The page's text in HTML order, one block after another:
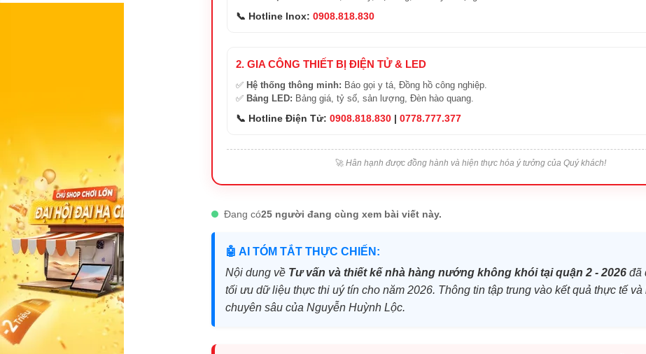
📞 Hotline Inox: 0908.818.830
2. GIA CÔNG THIẾT BỊ ĐIỆN TỬ & LED
✅ Hệ thống thông minh: Báo gọi y tá, Đồng hồ công nghiệp.
✅ Bảng LED: Bảng giá, tỷ số, sản lượng, Đèn hào quang.
📞 Hotline Điện Tử: 0908.818.830 | 0778.777.377
🚀 Hân hạnh được đồng hành và hiện thực hóa ý tưởng của Quý khách!
Đang có25 người đang cùng xem bài viết này.
🤖 AI TÓM TẮT THỰC CHIẾN:
Nội dung về Tư vấn và thiết kế nhà hàng nướng không khói tại quận 2 - 2026 đã
tối ưu dữ liệu thực thi uý tín cho năm 2026. Thông tin tập trung vào kết quả thực tế
chuyên sâu của Nguyễn Huỳnh Lộc.